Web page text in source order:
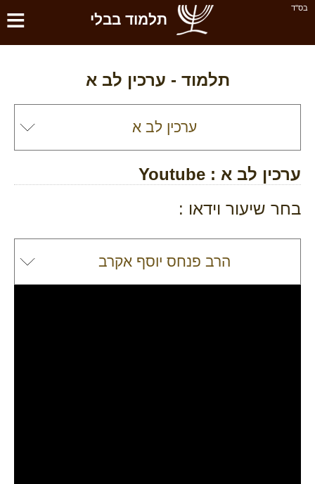
בס''ד ≡ תלמוד בבלי
תלמוד - ערכין לב א
ערכין לב א : Youtube
בחר שיעור וידאו :